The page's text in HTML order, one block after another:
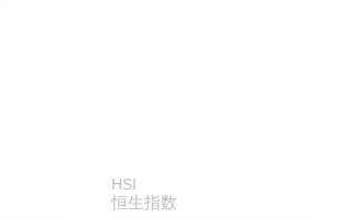
HSI
恒生指数